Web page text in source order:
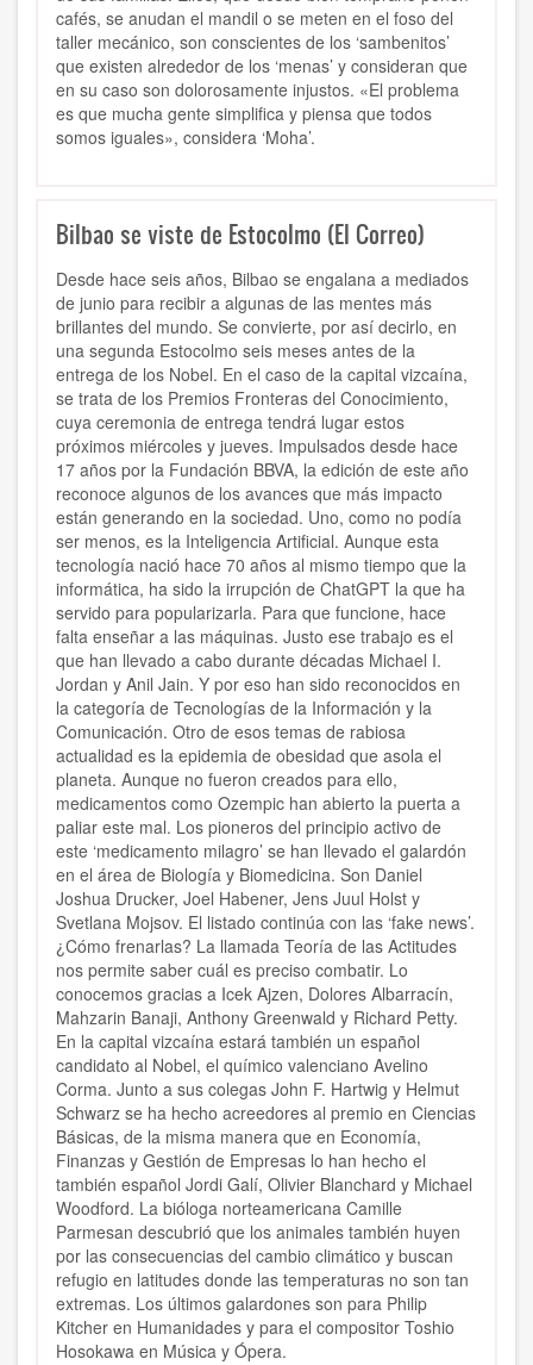
cafés, se anudan el mandil o se meten en el foso del
taller mecánico, son conscientes de los ‘sambenitos’
que existen alrededor de los ‘menas’ y consideran que
en su caso son dolorosamente injustos. «El problema
es que mucha gente simplifica y piensa que todos
somos iguales», considera ‘Moha’.
Bilbao se viste de Estocolmo (El Correo)
Desde hace seis años, Bilbao se engalana a mediados
de junio para recibir a algunas de las mentes más
brillantes del mundo. Se convierte, por así decirlo, en
una segunda Estocolmo seis meses antes de la
entrega de los Nobel. En el caso de la capital vizcaína,
se trata de los Premios Fronteras del Conocimiento,
cuya ceremonia de entrega tendrá lugar estos
próximos miércoles y jueves. Impulsados desde hace
17 años por la Fundación BBVA, la edición de este año
reconoce algunos de los avances que más impacto
están generando en la sociedad. Uno, como no podía
ser menos, es la Inteligencia Artificial. Aunque esta
tecnología nació hace 70 años al mismo tiempo que la
informática, ha sido la irrupción de ChatGPT la que ha
servido para popularizarla. Para que funcione, hace
falta enseñar a las máquinas. Justo ese trabajo es el
que han llevado a cabo durante décadas Michael I.
Jordan y Anil Jain. Y por eso han sido reconocidos en
la categoría de Tecnologías de la Información y la
Comunicación. Otro de esos temas de rabiosa
actualidad es la epidemia de obesidad que asola el
planeta. Aunque no fueron creados para ello,
medicamentos como Ozempic han abierto la puerta a
paliar este mal. Los pioneros del principio activo de
este ‘medicamento milagro’ se han llevado el galardón
en el área de Biología y Biomedicina. Son Daniel
Joshua Drucker, Joel Habener, Jens Juul Holst y
Svetlana Mojsov. El listado continúa con las ‘fake news’.
¿Cómo frenarlas? La llamada Teoría de las Actitudes
nos permite saber cuál es preciso combatir. Lo
conocemos gracias a Icek Ajzen, Dolores Albarracín,
Mahzarin Banaji, Anthony Greenwald y Richard Petty.
En la capital vizcaína estará también un español
candidato al Nobel, el químico valenciano Avelino
Corma. Junto a sus colegas John F. Hartwig y Helmut
Schwarz se ha hecho acreedores al premio en Ciencias
Básicas, de la misma manera que en Economía,
Finanzas y Gestión de Empresas lo han hecho el
también español Jordi Galí, Olivier Blanchard y Michael
Woodford. La bióloga norteamericana Camille
Parmesan descubrió que los animales también huyen
por las consecuencias del cambio climático y buscan
refugio en latitudes donde las temperaturas no son tan
extremas. Los últimos galardones son para Philip
Kitcher en Humanidades y para el compositor Toshio
Hosokawa en Música y Ópera.